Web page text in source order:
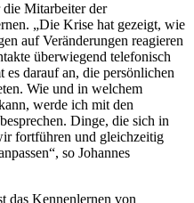
Mitarbeiter der
„Die Krise hat gezeigt, wie
auf Veränderungen reagieren
überwiegend telefonisch
darauf an, die persönlichen
Wie und in welchem
werde ich mit den
Dinge, die sich in
fortführen und gleichzeitig
so Johannes
das Kennenlernen von